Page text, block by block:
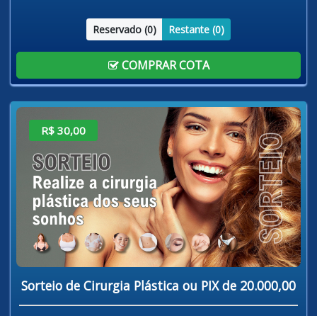
Reservado (0) Restante (0)
COMPRAR COTA
R$ 30,00
Sorteio de Cirurgia Plástica ou PIX de 20.000,00